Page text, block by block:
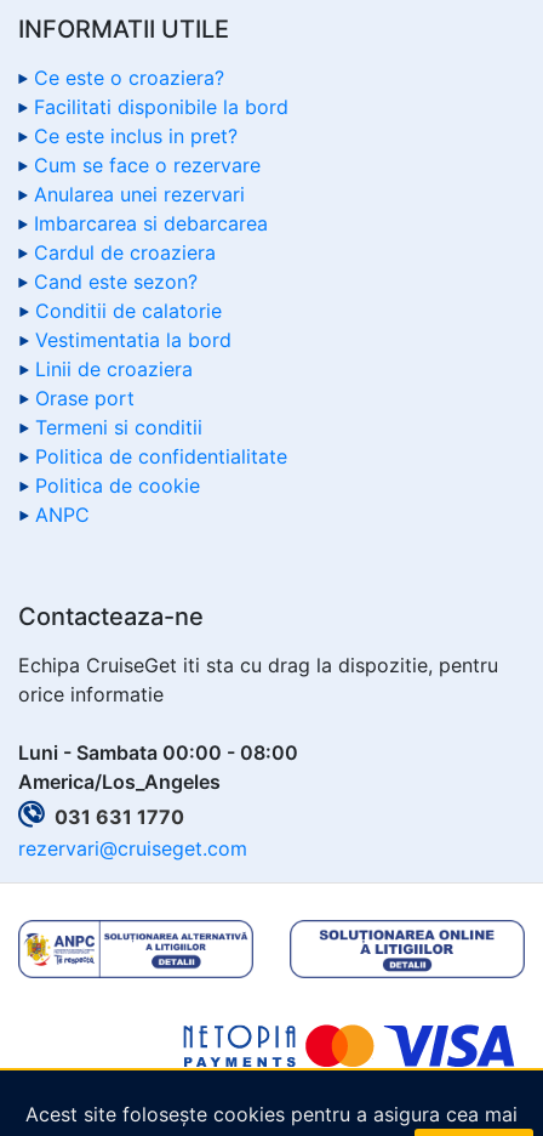
Acest site folosește cookies pentru a asigura cea mai
INFORMATII UTILE
Ce este o croaziera?
Facilitati disponibile la bord
Ce este inclus in pret?
Cum se face o rezervare
Anularea unei rezervari
Imbarcarea si debarcarea
Cardul de croaziera
Cand este sezon?
Conditii de calatorie
Vestimentatia la bord
Linii de croaziera
Orase port
Termeni si conditii
Politica de confidentialitate
Politica de cookie
ANPC
Contacteaza-ne
Echipa CruiseGet iti sta cu drag la dispozitie, pentru
orice informatie
Luni - Sambata 00:00 - 08:00
America/Los_Angeles
031 631 1770
rezervari@cruiseget.com
Copyright © 2026 Cruiseget.com . Toate drepturile